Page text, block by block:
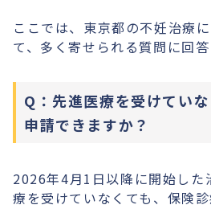
ここでは、東京都の不妊治療
て、多く寄せられる質問に回答
Q：先進医療を受けてい
申請できますか？
2026年4月1日以降に開始した
療を受けていなくても、保険